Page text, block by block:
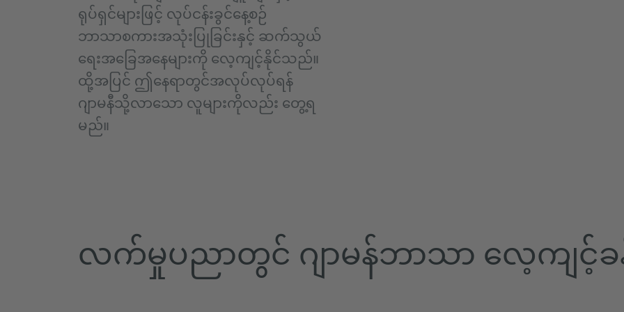
ရုပ်ရှင်များဖြင့် လုပ်ငန်းခွင်နေ့စဉ်
ဘာသာစကားအသုံးပြုခြင်းနှင့် ဆက်သွယ်
ရေးအခြေအနေများကို လေ့ကျင့်နိုင်သည်။
ထို့အပြင် ဤနေရာတွင်အလုပ်လုပ်ရန်
ဂျာမနီသို့လာသော လူများကိုလည်း တွေ့ရ
မည်။
လက်မှုပညာတွင် ဂျာမန်ဘာသာ လေ့ကျင့်ခန်